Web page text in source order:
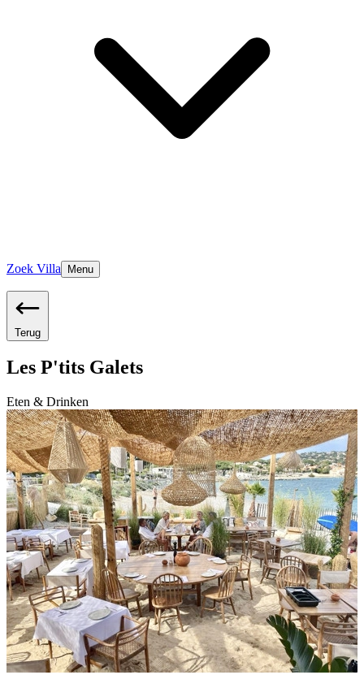
Zoek Villa Menu
Terug
Les P'tits Galets
Eten & Drinken